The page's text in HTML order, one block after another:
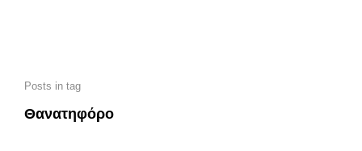
Posts in tag
Θανατηφόρο